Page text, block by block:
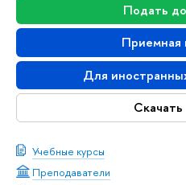
Подать
Приемная
Для
Учебные курсы
Преподаватели